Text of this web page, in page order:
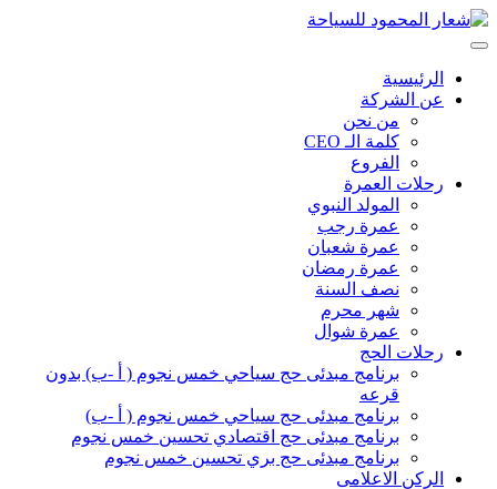
الرئيسية
عن الشركة
من نحن
كلمة الـ CEO
الفروع
رحلات العمرة
المولد النبوي
عمرة رجب
عمرة شعبان
عمرة رمضان
نصف السنة
شهر محرم
عمرة شوال
رحلات الحج
برنامج مبدئى حج سياحي خمس نجوم ( أ -ب) بدون
قرعه
برنامج مبدئى حج سياحي خمس نجوم ( أ -ب)
برنامج مبدئى حج اقتصادي تحسين خمس نجوم
برنامج مبدئى حج بري تحسين خمس نجوم
الركن الاعلامى